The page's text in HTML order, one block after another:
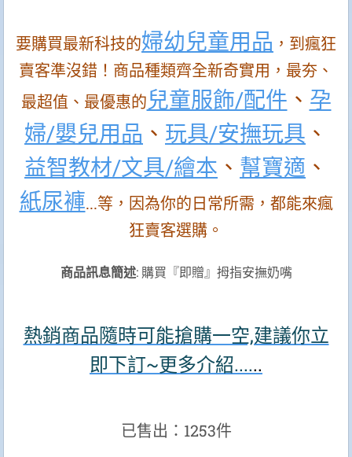
要購買最新科技的婦幼兒童用品 ，到瘋狂
賣客準沒錯！商品種類齊全新奇實用，最夯、
最超值、最優惠的兒童服飾/配件 、 孕
婦/嬰兒用品 、 玩具/安撫玩具 、
益智教材/文具/繪本 、 幫寶適 、
紙尿褲...等，因為你的日常所需，都能來瘋
狂賣客選購。
商品訊息簡述: 購買『即贈』拇指安撫奶嘴
熱銷商品隨時可能搶購一空,建議你立
即下訂~更多介紹......
已售出：1253件